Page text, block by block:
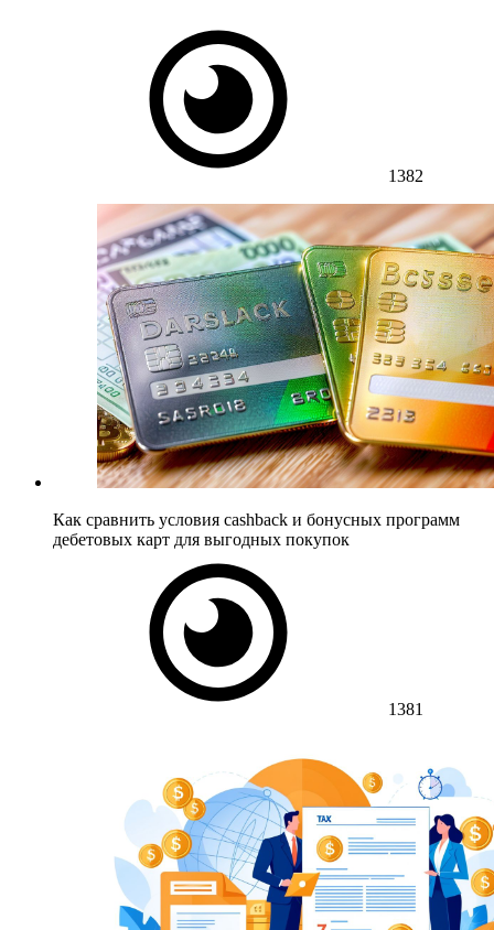
1382
Как сравнить условия cashback и бонусных программ
дебетовых карт для выгодных покупок
1381